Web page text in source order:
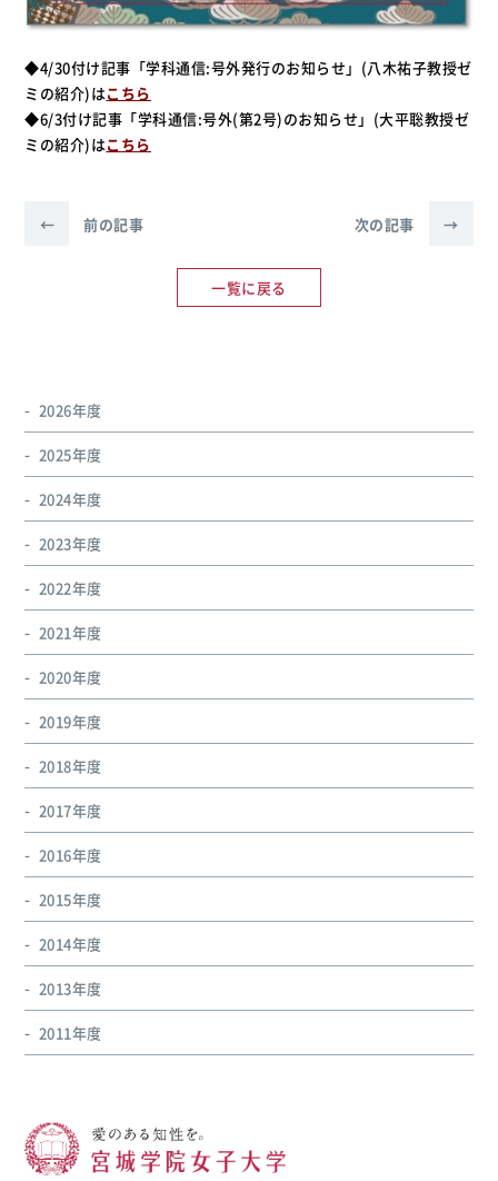
◆4/30付け記事「学科通信:号外発行のお知らせ」(八木祐子教授ゼ
ミの紹介)はこちら
◆6/3付け記事「学科通信:号外(第2号)のお知らせ」(大平聡教授ゼ
ミの紹介)はこちら
← 前の記事
一覧に戻る
次の記事 →
2026年度
2025年度
2024年度
2023年度
2022年度
2021年度
2020年度
2019年度
2018年度
2017年度
2016年度
2015年度
2014年度
2013年度
2011年度